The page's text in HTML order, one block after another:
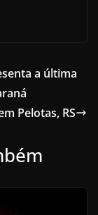
a última
Pelotas, RS